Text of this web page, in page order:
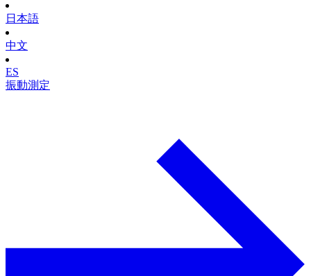
日本語
中文
ES
振動測定